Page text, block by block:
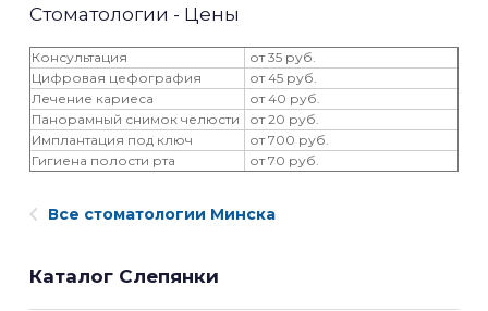
Стоматологии - Цены
Консультация
от 35 руб.
Цифровая цефография
от 45 руб.
Лечение кариеса
от 40 руб.
Панорамный снимок челюсти
от 20 руб.
Имплантация под ключ
от 700 руб.
Гигиена полости рта
от 70 руб.
Все стоматологии Минска
Каталог Слепянки